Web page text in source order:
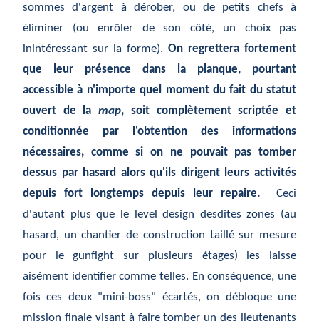
sommes d'argent à dérober, ou de petits chefs à
éliminer (ou enrôler de son côté, un choix pas
inintéressant sur la forme). On regrettera fortement
que leur présence dans la planque, pourtant
accessible à n'importe quel moment du fait du statut
ouvert de lamap, soit complètement scriptée et
conditionnée par l'obtention des informations
nécessaires, comme si on ne pouvait pas tomber
dessus par hasard alors qu'ils dirigent leurs activités
depuis fort longtemps depuis leur repaire. Ceci
d'autant plus que le level design desdites zones (au
hasard, un chantier de construction taillé sur mesure
pour le gunfight sur plusieurs étages) les laisse
aisément identifier comme telles. En conséquence, une
fois ces deux "mini-boss" écartés, on débloque une
mission finale visant à faire tomber un des lieutenants